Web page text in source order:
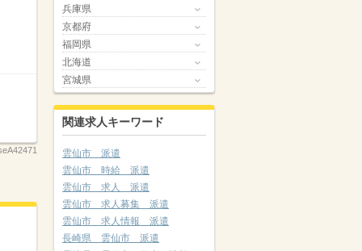
兵庫県
京都府
福岡県
北海道
宮城県
関連求人キーワード
雲仙市 派遣
雲仙市 時給 派遣
雲仙市 求人 派遣
雲仙市 求人募集 派遣
雲仙市 求人情報 派遣
長崎県 雲仙市 派遣